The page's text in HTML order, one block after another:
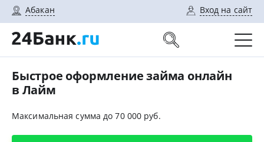
Абакан Вход на сайт
Быстрое оформление займа онлайн
в Лайм
Максимальная сумма до 70 000 руб.